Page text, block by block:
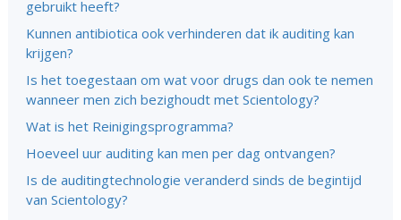
gebruikt heeft?
Kunnen antibiotica ook verhinderen dat ik auditing kan
krijgen?
Is het toegestaan om wat voor drugs dan ook te nemen
wanneer men zich bezighoudt met Scientology?
Wat is het Reinigingsprogramma?
Hoeveel uur auditing kan men per dag ontvangen?
Is de auditingtechnologie veranderd sinds de begintijd
van Scientology?